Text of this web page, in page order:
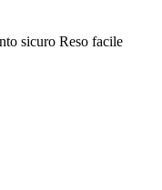
sicuro Reso facile